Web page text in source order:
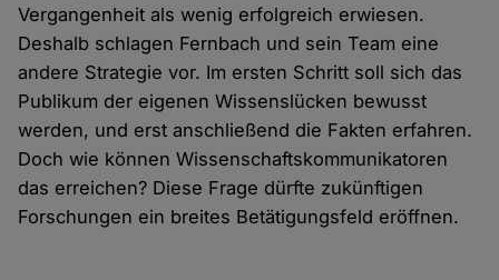
Vergangenheit als wenig erfolgreich erwiesen.
Deshalb schlagen Fernbach und sein Team eine
andere Strategie vor. Im ersten Schritt soll sich das
Publikum der eigenen Wissenslücken bewusst
werden, und erst anschließend die Fakten erfahren.
Doch wie können Wissenschaftskommunikatoren
das erreichen? Diese Frage dürfte zukünftigen
Forschungen ein breites Betätigungsfeld eröffnen.